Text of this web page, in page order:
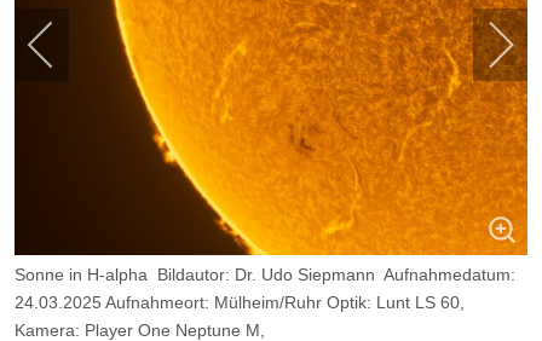
Sonne in H-alpha Bildautor: Dr. Udo Siepmann Aufnahmedatum:
24.03.2025 Aufnahmeort: Mülheim/Ruhr Optik: Lunt LS 60,
Kamera: Player One Neptune M,